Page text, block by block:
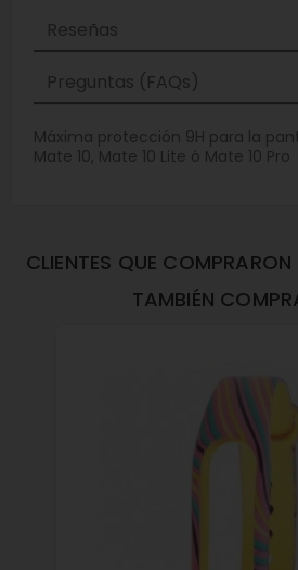
Reseñas
Preguntas (FAQs)
Máxima protección 9H para la
Mate 10, Mate 10 Lite ó Mate 10 Pro
CLIENTES QUE
TAMBIÉN